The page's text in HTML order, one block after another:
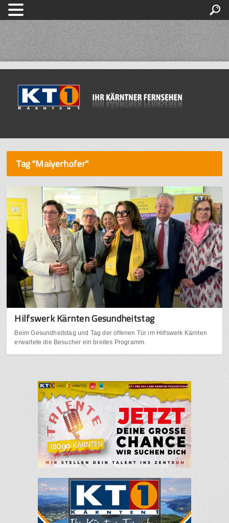
Tag "Maiyerhofer"
Hilfswerk Kärnten Gesundheitstag
Beim Gesundheitstag und Tag der offenen Tür im Hilfswerk Kärnten
erwartete die Besucher ein breites Programm.